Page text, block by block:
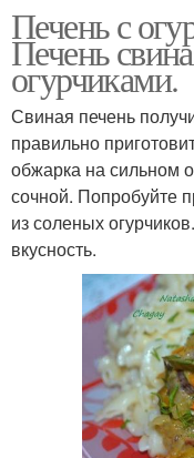
Печень с
Печень
огурчиками.
Свиная печень
правильно
обжарка на сильном
сочной. Попробуйте
из соленых
вкусность.